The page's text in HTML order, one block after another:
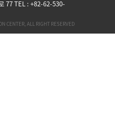
77 TEL : +82-62-530-
CENTER, ALL RIGHT RESERVED